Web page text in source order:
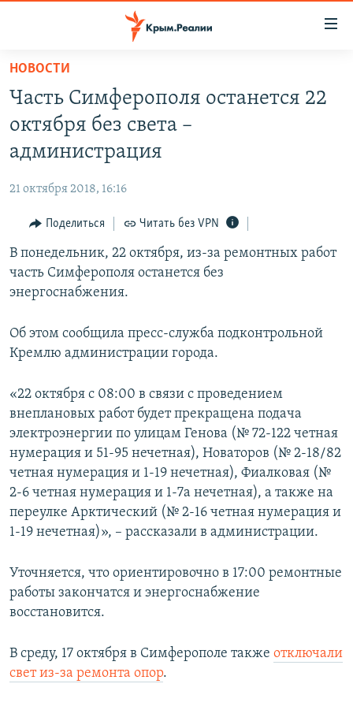
Вернуться
основному
содержанию
главной
навигации
Вернутся
поиску
СПЕЦПРОЕКТЫ
11 ЛЕТ ОККУПАЦИИ КРЫМА. 11 ИСТОРИЙ СОПРОТИВЛЕНИЯ
ЕЩЕ
ИНТЕРАКТИВ
ИНФОГРАФИКА
ТЕЛЕПРОЕКТ КРЫМ.РЕАЛИИ
ПРОПАВШИЕ БЕЗ ВЕСТИ
КРЫМ.НЕПОКОРЕННЫЙ
УКРАИНСКАЯ ПРОБЛЕМА КРЫМА
РАДІО СВОБОДА
КАК ОБОЙТИ БЛОКИРОВКУ
Українською
Qırımtatar
Все сайты RFE/RL
НОВОСТИ
Часть Симферополя останется 22
октября без света –
администрация
21 октября 2018, 16:16
Поделиться Читать без VPN
В понедельник, 22 октября, из-за ремонтных работ
часть Симферополя останется без
энергоснабжения.
Об этом сообщила пресс-служба подконтрольной
Кремлю администрации города.
«22 октября с 08:00 в связи с проведением
внеплановых работ будет прекращена подача
электроэнергии по улицам Генова (№ 72-122 четная
нумерация и 51-95 нечетная), Новаторов (№ 2-18/82
четная нумерация и 1-19 нечетная), Фиалковая (№
2-6 четная нумерация и 1-7а нечетная), а также на
переулке Арктический (№ 2-16 четная нумерация и
1-19 нечетная)», – рассказали в администрации.
Уточняется, что ориентировочно в 17:00 ремонтные
работы закончатся и энергоснабжение
восстановится.
В среду, 17 октября в Симферополе также отключали
свет из-за ремонта опор.